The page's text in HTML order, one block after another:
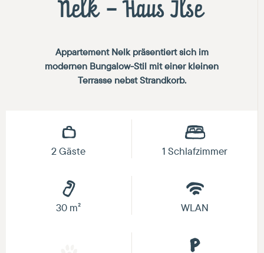
Nelk – Haus Ilse
Appartement Nelk präsentiert sich im
modernen Bungalow-Stil mit einer kleinen
Terrasse nebst Strandkorb.
2 Gäste 1 Schlafzimmer
30 m² WLAN